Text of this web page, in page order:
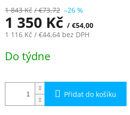
1 843 Kč / €73,72 –26 %
1 350 Kč / €54,00
1 116 Kč / €44,64 bez DPH
cena:
Do týdne
Přidat do košíku